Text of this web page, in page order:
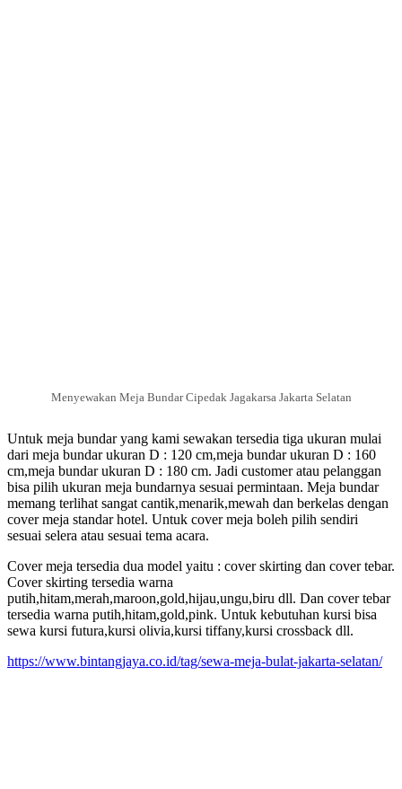
Menyewakan Meja Bundar Cipedak Jagakarsa Jakarta Selatan
Untuk meja bundar yang kami sewakan tersedia tiga ukuran mulai
dari meja bundar ukuran D : 120 cm,meja bundar ukuran D : 160
cm,meja bundar ukuran D : 180 cm. Jadi customer atau pelanggan
bisa pilih ukuran meja bundarnya sesuai permintaan. Meja bundar
memang terlihat sangat cantik,menarik,mewah dan berkelas dengan
cover meja standar hotel. Untuk cover meja boleh pilih sendiri
sesuai selera atau sesuai tema acara.
Cover meja tersedia dua model yaitu : cover skirting dan cover tebar.
Cover skirting tersedia warna
putih,hitam,merah,maroon,gold,hijau,ungu,biru dll. Dan cover tebar
tersedia warna putih,hitam,gold,pink. Untuk kebutuhan kursi bisa
sewa kursi futura,kursi olivia,kursi tiffany,kursi crossback dll.
https://www.bintangjaya.co.id/tag/sewa-meja-bulat-jakarta-selatan/